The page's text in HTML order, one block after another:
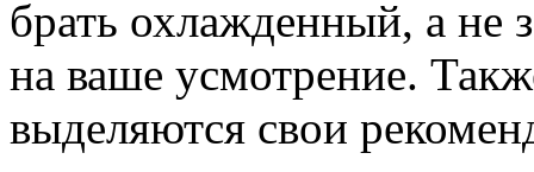
брать охлажденный, а не
на ваше усмотрение.
выделяются свои